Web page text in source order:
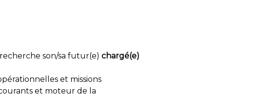
son/sa futur(e) chargé(e)
et missions
et moteur de la